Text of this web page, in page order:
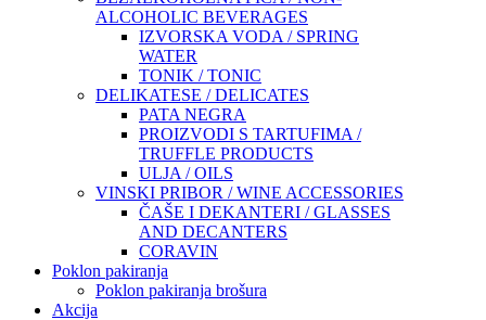
ALCOHOLIC BEVERAGES
IZVORSKA VODA / SPRING
WATER
TONIK / TONIC
DELIKATESE / DELICATES
PATA NEGRA
PROIZVODI S TARTUFIMA /
TRUFFLE PRODUCTS
ULJA / OILS
VINSKI PRIBOR / WINE ACCESSORIES
ČAŠE I DEKANTERI / GLASSES
AND DECANTERS
CORAVIN
Poklon pakiranja
Poklon pakiranja brošura
Akcija